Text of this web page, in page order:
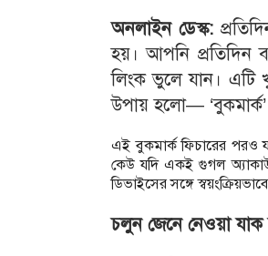
অনলাইন ডেস্ক:
হয়। আপনি প্রতিদিন
লিংক ভুলে যান। এটি
উপায় হলো— ‘বুকমার্ক’
এই বুকমার্ক ফিচারের পরও
কেউ যদি একই গুগল
ডিভাইসের সঙ্গে
চলুন জেনে নেওয়া